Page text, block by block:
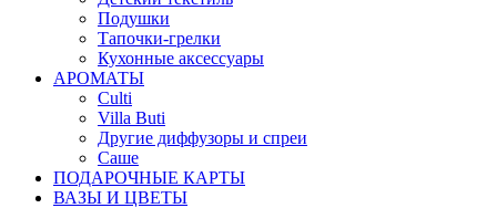
Подушки
Тапочки-грелки
Кухонные аксессуары
АРОМАТЫ
Culti
Villa Buti
Другие диффузоры и спреи
Саше
ПОДАРОЧНЫЕ КАРТЫ
ВАЗЫ И ЦВЕТЫ